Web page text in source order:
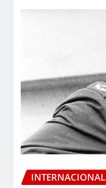
INTERNACIONAL